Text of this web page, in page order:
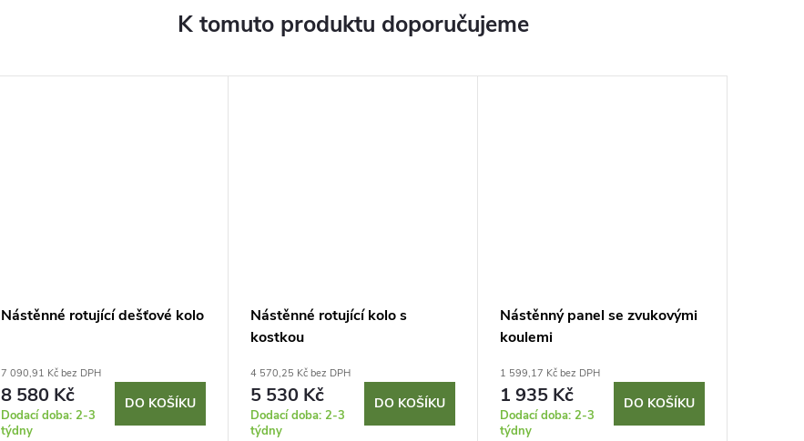
K tomuto produktu doporučujeme
Nástěnné rotující dešťové kolo
7 090,91 Kč bez DPH
8 580 Kč
Dodací doba: 2-3
týdny
DO KOŠÍKU
Nástěnné rotující kolo s
kostkou
4 570,25 Kč bez DPH
5 530 Kč
Dodací doba: 2-3
týdny
DO KOŠÍKU
Nástěnný panel se zvukovými
koulemi
1 599,17 Kč bez DPH
1 935 Kč
Dodací doba: 2-3
týdny
DO KOŠÍKU